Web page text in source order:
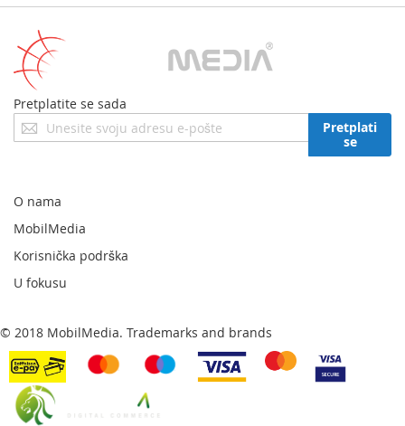
Pretplatite se sada
Prijavite
se
newsletter:
Pretplati
se
O nama
MobilMedia
Korisnička podrška
U fokusu
© 2018 MobilMedia. Trademarks and brands